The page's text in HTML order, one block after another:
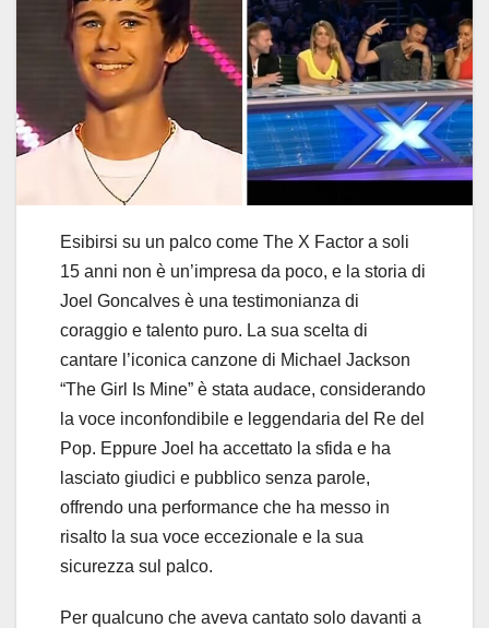
Esibirsi su un palco come The X Factor a soli
15 anni non è un’impresa da poco, e la storia di
Joel Goncalves è una testimonianza di
coraggio e talento puro. La sua scelta di
cantare l’iconica canzone di Michael Jackson
“The Girl Is Mine” è stata audace, considerando
la voce inconfondibile e leggendaria del Re del
Pop. Eppure Joel ha accettato la sfida e ha
lasciato giudici e pubblico senza parole,
offrendo una performance che ha messo in
risalto la sua voce eccezionale e la sua
sicurezza sul palco.
Per qualcuno che aveva cantato solo davanti a